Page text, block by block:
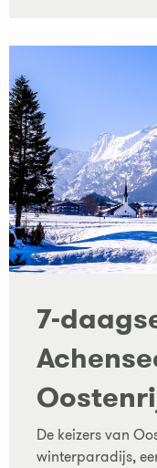
7-
De keizers van
winterparadijs,